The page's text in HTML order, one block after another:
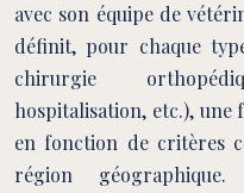
avec son équipe de
définit, pour chaque
chirurgie
hospitalisation, etc.), une
en fonction de critères
région